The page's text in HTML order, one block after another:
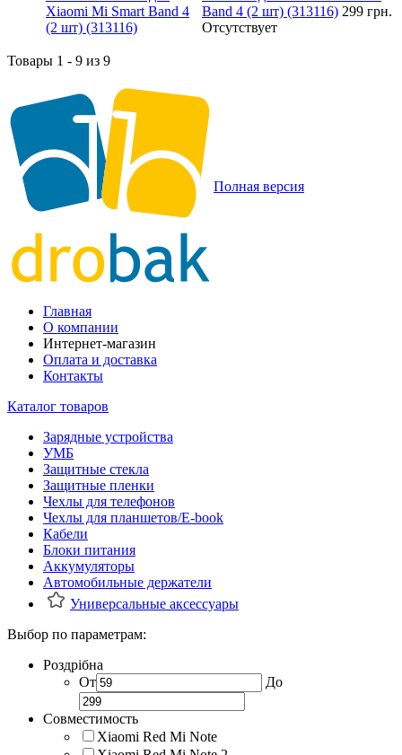
Band 4 (2 шт) (313116) 299 грн.
Отсутствует
Товары 1 - 9 из 9
Полная версия
Главная
О компании
Интернет-магазин
Оплата и доставка
Контакты
Каталог товаров
Зарядные устройства
УМБ
Защитные стекла
Защитные пленки
Чехлы для телефонов
Чехлы для планшетов/E-book
Кабели
Блоки питания
Аккумуляторы
Автомобильные держатели
Универсальные аксессуары
Выбор по параметрам:
Роздрібна
От
До
Совместимость
Xiaomi Red Mi Note